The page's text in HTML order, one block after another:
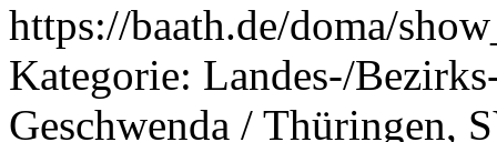
https://baath.de/doma/
Kategorie: Landes-/
Geschwenda / Thüringen,